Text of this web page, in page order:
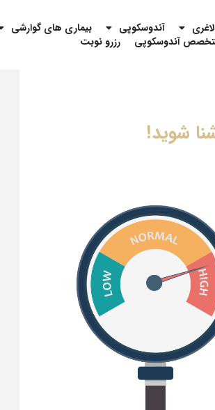
آندوسکوپی بیماری های گوارشی
آندوسکوپی رزرو نوبت
شوید!